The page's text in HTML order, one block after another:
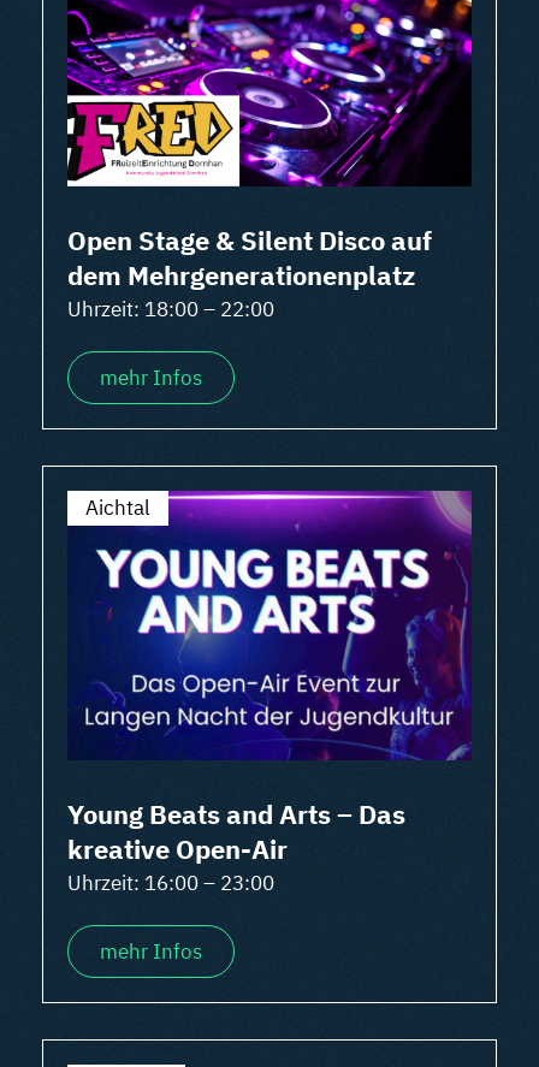
Open Stage & Silent Disco auf
dem Mehrgenerationenplatz
Uhrzeit: 18:00 – 22:00
mehr Infos
Aichtal
Young Beats and Arts – Das
kreative Open-Air
Uhrzeit: 16:00 – 23:00
mehr Infos